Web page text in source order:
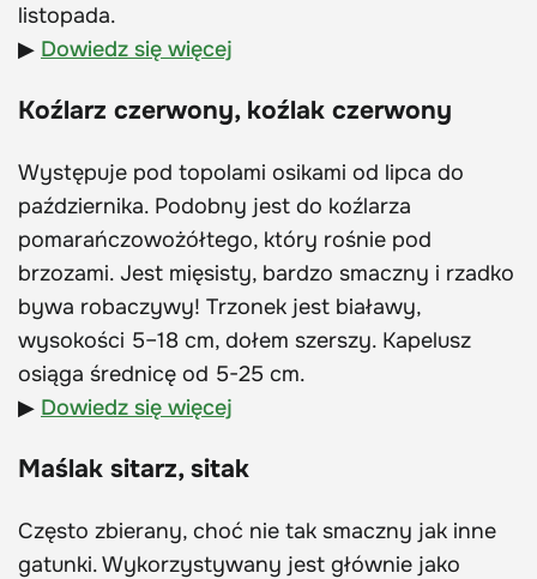
listopada.
▶ Dowiedz się więcej
Koźlarz czerwony, koźlak czerwony
Występuje pod topolami osikami od lipca do
października. Podobny jest do koźlarza
pomarańczowożółtego, który rośnie pod
brzozami. Jest mięsisty, bardzo smaczny i rzadko
bywa robaczywy! Trzonek jest białawy,
wysokości 5–18 cm, dołem szerszy. Kapelusz
osiąga średnicę od 5-25 cm.
▶ Dowiedz się więcej
Maślak sitarz, sitak
Często zbierany, choć nie tak smaczny jak inne
gatunki. Wykorzystywany jest głównie jako